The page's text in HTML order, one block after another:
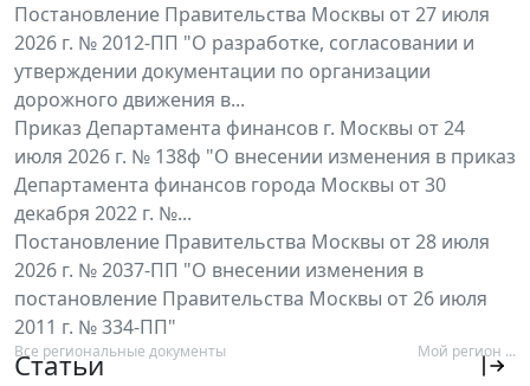
Постановление Правительства Москвы от 27 июля
2026 г. № 2012-ПП "О разработке, согласовании и
утверждении документации по организации
дорожного движения в...
Приказ Департамента финансов г. Москвы от 24
июля 2026 г. № 138ф "О внесении изменения в приказ
Департамента финансов города Москвы от 30
декабря 2022 г. №...
Постановление Правительства Москвы от 28 июля
2026 г. № 2037-ПП "О внесении изменения в
постановление Правительства Москвы от 26 июля
2011 г. № 334-ПП"
Все региональные документы Мой регион ...
Статьи